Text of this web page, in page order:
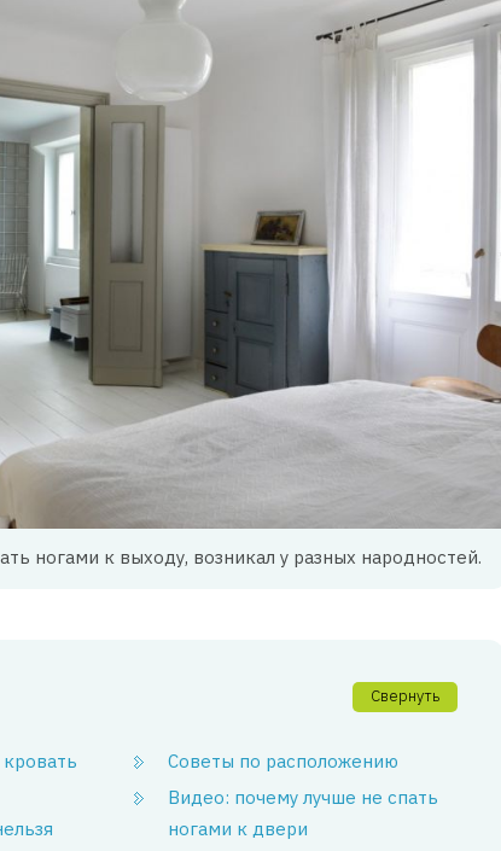
ногами к выходу, возникал у разных народностей.
Свернуть
Советы по расположению
Видео: почему лучше не спать
ногами к двери